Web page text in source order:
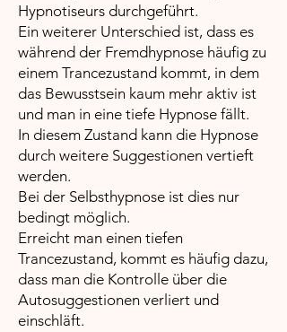
Hypnotiseurs durchgeführt.
Ein weiterer Unterschied ist, dass es
während der Fremdhypnose häufig zu
einem Trancezustand kommt, in dem
das Bewusstsein kaum mehr aktiv ist
und man in eine tiefe Hypnose fällt.
In diesem Zustand kann die Hypnose
durch weitere Suggestionen vertieft
werden.
Bei der Selbsthypnose ist dies nur
bedingt möglich.
Erreicht man einen tiefen
Trancezustand, kommt es häufig dazu,
dass man die Kontrolle über die
Autosuggestionen verliert und
einschläft.